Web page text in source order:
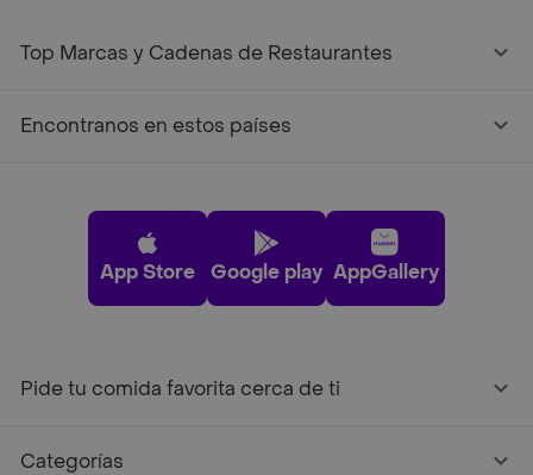
Top Marcas y Cadenas de Restaurantes
Encontranos en estos países
App Store Google play AppGallery
Pide tu comida favorita cerca de ti
Categorías